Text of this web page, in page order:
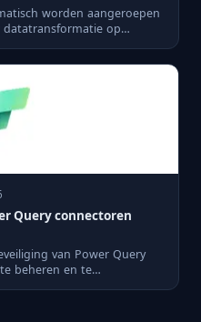
worden aangeroepen
datatransformatie op
Query connectoren
van Power Query
beheren en te